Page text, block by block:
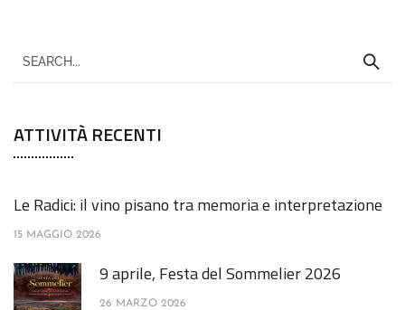
ATTIVITÀ RECENTI
Le Radici: il vino pisano tra memoria e interpretazione
15 MAGGIO 2026
9 aprile, Festa del Sommelier 2026
26 MARZO 2026